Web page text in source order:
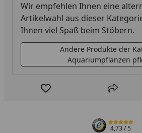
Wir empfehlen Ihnen eine
Artikelwahl aus dieser
Ihnen viel Spaß beim Stöbern.
Andere Produkte der
Aquariumpflanzen
Produkt zur Wunschliste
Teilen
4,73/ 5